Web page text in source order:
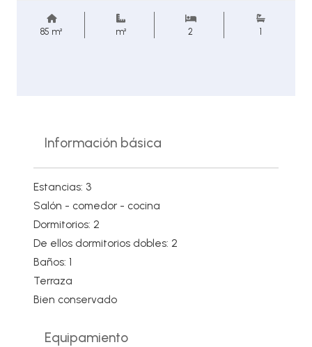
85 m² m² 2 1
Información básica
Estancias: 3
Salón - comedor - cocina
Dormitorios: 2
De ellos dormitorios dobles: 2
Baños: 1
Terraza
Bien conservado
Equipamiento